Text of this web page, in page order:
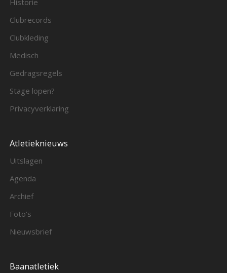
Historie
Clubrecords
Clubkleding
Medisch
Gedragsregels
Stage lopen?
Privacyverklaring
Atletieknieuws
Uitslagen
Agenda
Archief
Foto’s
Nieuwsbrief
Baanatletiek